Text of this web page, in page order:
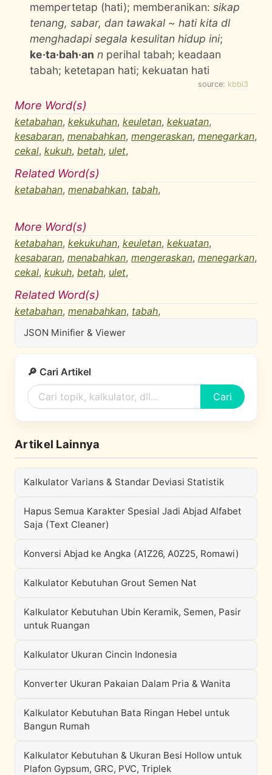
mempertetap (hati); memberanikan:sikap
tenang, sabar, dan tawakal ~ hati kita dl
menghadapi segala kesulitan hidup ini;
ke·ta·bah·an n perihal tabah; keadaan
tabah; ketetapan hati; kekuatan hati
source: kbbi3
More Word(s)
ketabahan, kekukuhan, keuletan, kekuatan,
kesabaran, menabahkan, mengeraskan, menegarkan,
cekal, kukuh, betah, ulet,
Related Word(s)
ketabahan, menabahkan, tabah,
More Word(s)
ketabahan, kekukuhan, keuletan, kekuatan,
kesabaran, menabahkan, mengeraskan, menegarkan,
cekal, kukuh, betah, ulet,
Related Word(s)
ketabahan, menabahkan, tabah,
JSON Minifier & Viewer
🔎 Cari Artikel
Cari
Artikel Lainnya
Kalkulator Varians & Standar Deviasi Statistik
Hapus Semua Karakter Spesial Jadi Abjad Alfabet
Saja (Text Cleaner)
Konversi Abjad ke Angka (A1Z26, A0Z25, Romawi)
Kalkulator Kebutuhan Grout Semen Nat
Kalkulator Kebutuhan Ubin Keramik, Semen, Pasir
untuk Ruangan
Kalkulator Ukuran Cincin Indonesia
Konverter Ukuran Pakaian Dalam Pria & Wanita
Kalkulator Kebutuhan Bata Ringan Hebel untuk
Bangun Rumah
Kalkulator Kebutuhan & Ukuran Besi Hollow untuk
Plafon Gypsum, GRC, PVC, Triplek